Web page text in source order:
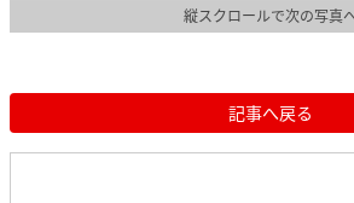
縦スクロールで次の写真
記事へ戻る